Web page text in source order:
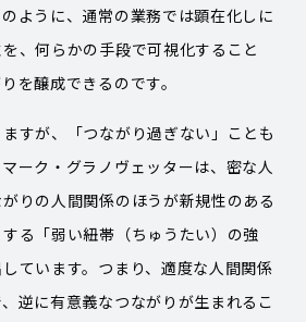
ように、通常の業務では顕在化しに
、何らかの手段で可視化すること
を醸成できるのです。
すが、「つながり過ぎない」ことも
ーク・グラノヴェッターは、密な人
りの人間関係のほうが新規性のある
る「弱い紐帯（ちゅうたい）の強
ています。つまり、適度な人間関係
逆に有意義なつながりが生まれるこ